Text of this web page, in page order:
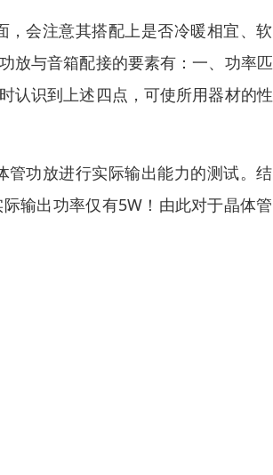
会注意其搭配上是否冷暖相宜、
放与音箱配接的要素有：一、功率
认识到上述四点，可使所用器材的
功放进行实际输出能力的测试。
输出功率仅有5W！由此对于晶体